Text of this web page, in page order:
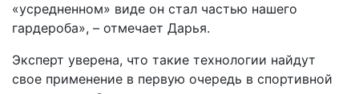
«усредненном» виде он стал частью нашего
гардероба», – отмечает Дарья.
Эксперт уверена, что такие технологии найдут
свое применение в первую очередь в спортивной